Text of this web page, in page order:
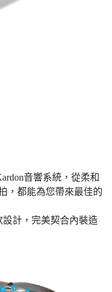
音響系統，從柔和
，都能為您帶來最佳的
計，完美契合內裝造